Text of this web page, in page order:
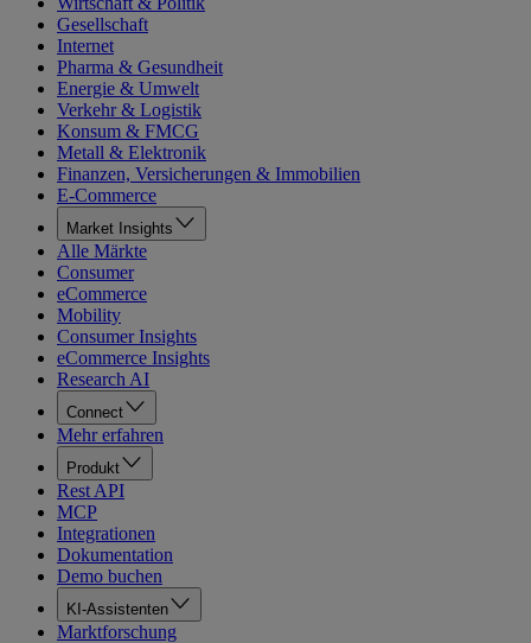
Gesellschaft
Internet
Pharma & Gesundheit
Energie & Umwelt
Verkehr & Logistik
Konsum & FMCG
Metall & Elektronik
Finanzen, Versicherungen & Immobilien
E-Commerce
Market Insights
Alle Märkte
Consumer
eCommerce
Mobility
Consumer Insights
eCommerce Insights
Research AI
Connect
Mehr erfahren
Produkt
Rest API
MCP
Integrationen
Dokumentation
Demo buchen
KI-Assistenten
Marktforschung